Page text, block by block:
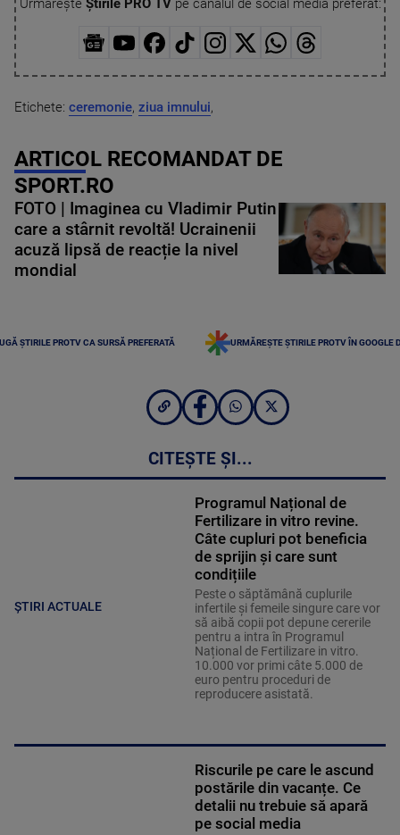
Urmărește Știrile PRO TV pe canalul de social media preferat:
Etichete: ceremonie, ziua imnului,
ARTICOL RECOMANDAT DE
SPORT.RO
FOTO | Imaginea cu Vladimir Putin
care a stârnit revoltă! Ucrainenii
acuză lipsă de reacție la nivel
mondial
ȘTIRILE PROTV CA SURSĂ PREFERATĂ URMĂREȘTE ȘTIRILE PROTV ÎN GOOGLE
CITEȘTE ȘI...
ȘTIRI ACTUALE
Programul Național de
Fertilizare in vitro revine.
Câte cupluri pot beneficia
de sprijin și care sunt
condițiile
Peste o săptămână cuplurile
infertile și femeile singure care vor
să aibă copii pot depune cererile
pentru a intra în Programul
Național de Fertilizare in vitro.
10.000 vor primi câte 5.000 de
euro pentru proceduri de
reproducere asistată.
Riscurile pe care le ascund
postările din vacanțe. Ce
detalii nu trebuie să apară
pe social media